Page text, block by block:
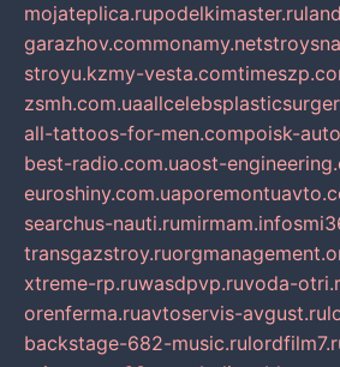
mojateplica.rupodelkimaster.ru
garazhov.commonamy.net
stroyu.kzmy-vesta.com
zsmh.com.ua
all-tattoos-for-men.compoisk-
best-radio.com.uaost-
euroshiny.com.ua
searchus-nauti.rumirmam.info
transgazstroy.ru
xtreme-rp.ruwasdpvp.ruvoda-
orenferma.ruavtoservis-avgust.ru
backstage-682-music.ru